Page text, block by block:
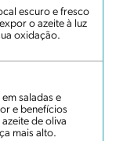
escuro e fresco
o azeite à luz
oxidação.
saladas e
e benefícios
de oliva
mais alto.